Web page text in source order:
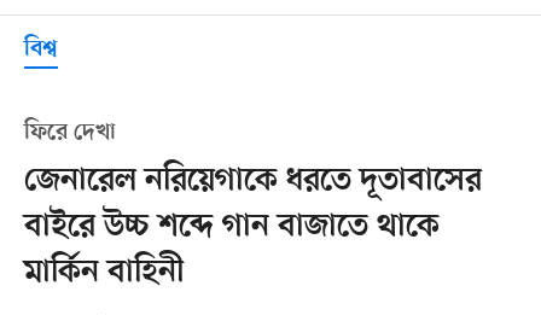
বিশ্ব
ফিরে দেখা
জেনারেল নরিয়েগাকে ধরতে দূতাবাসের
বাইরে উচ্চ শব্দে গান বাজাতে থাকে
মার্কিন বাহিনী